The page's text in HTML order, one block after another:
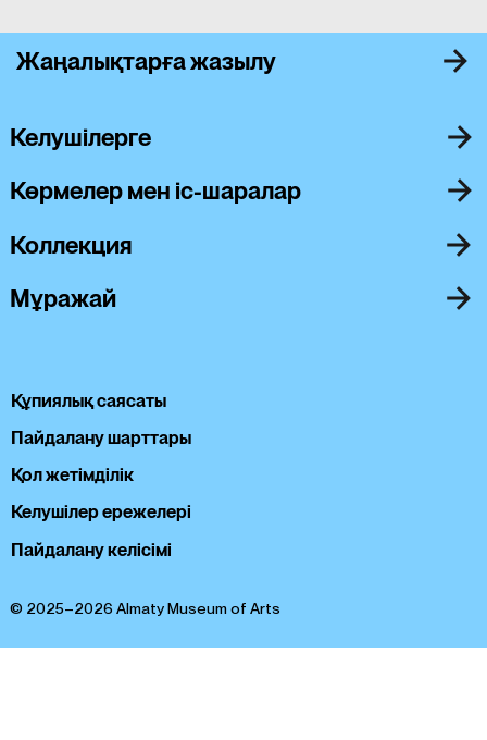
Жаңалықтарға жазылу
© 2025–2026 Almaty Museum of Arts
Құпиялық саясаты
Пайдалану шарттары
Қол жетімділік
Келушілер ережелері
Пайдалану келісімі
Келушілерге
Көрмелер мен іс-шаралар
Коллекция
Мұражай